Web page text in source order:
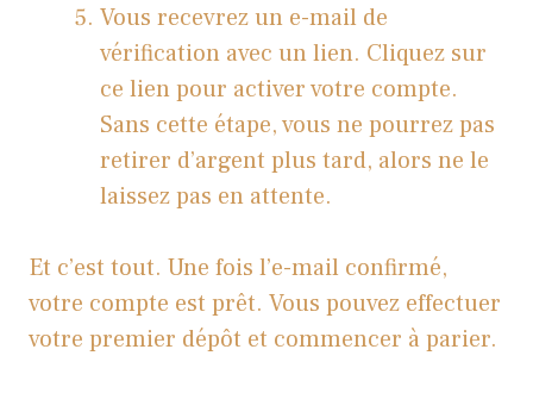
Vous recevrez un e-mail de
vérification avec un lien. Cliquez sur
ce lien pour activer votre compte.
Sans cette étape, vous ne pourrez pas
retirer d’argent plus tard, alors ne le
laissez pas en attente.
Et c’est tout. Une fois l’e-mail confirmé,
votre compte est prêt. Vous pouvez effectuer
votre premier dépôt et commencer à parier.